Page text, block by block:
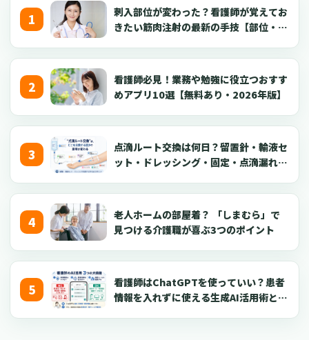
刺入部位が変わった？看護師が覚えてお
きたい筋肉注射の最新の手技【部位・
看護師必見！業務や勉強に役立つおすす
めアプリ10選【無料あり・2026年版】
点滴ルート交換は何日？留置針・輸液セ
ット・ドレッシング・固定・点滴漏れ対
老人ホームの部屋着？ 「しまむら」で
見つける介護職が喜ぶ3つのポイント
看護師はChatGPTを使っていい？患者
情報を入れずに使える生成AI活用術とプ